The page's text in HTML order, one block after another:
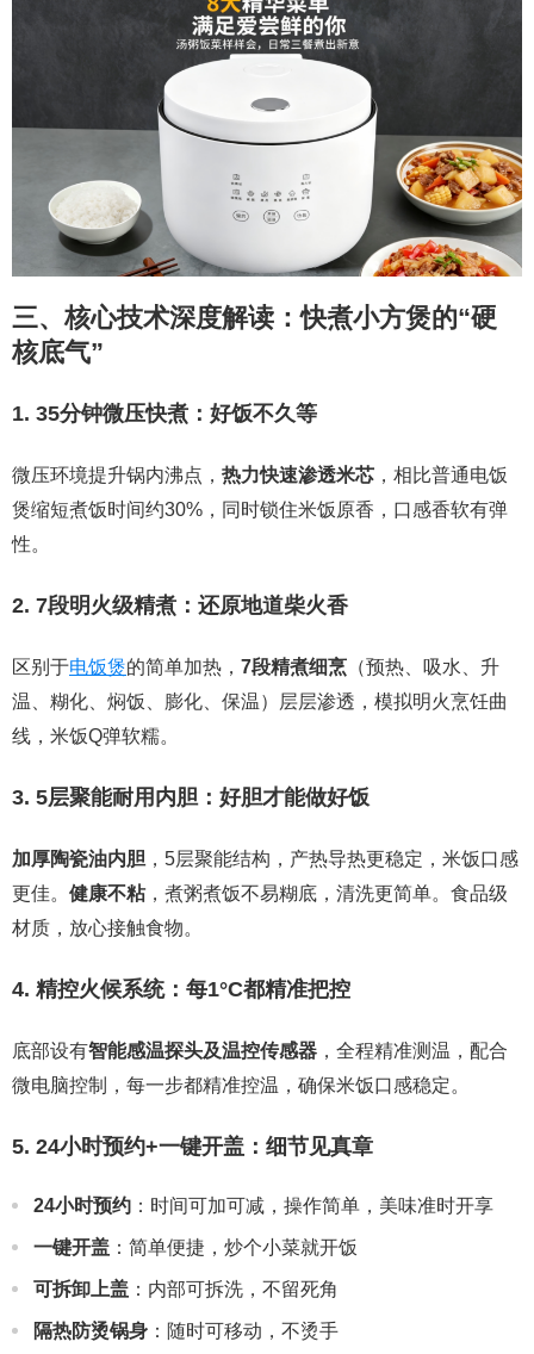
三、核心技术深度解读：快煮小方煲的“硬
核底气”
1. 35分钟微压快煮：好饭不久等
微压环境提升锅内沸点， 热力快速渗透米芯 ，相比普通电饭
煲缩短煮饭时间约30%，同时锁住米饭原香，口感香软有弹
性。
2. 7段明火级精煮：还原地道柴火香
区别于电饭煲的简单加热， 7段精煮细烹 （预热、吸水、升
温、糊化、焖饭、膨化、保温）层层渗透，模拟明火烹饪曲
线，米饭Q弹软糯。
3. 5层聚能耐用内胆：好胆才能做好饭
加厚陶瓷油内胆 ，5层聚能结构，产热导热更稳定，米饭口感
更佳。 健康不粘，煮粥煮饭不易糊底，清洗更简单。食品级
材质，放心接触食物。
4. 精控火候系统：每1°C都精准把控
底部设有智能感温探头及温控传感器 ，全程精准测温，配合
微电脑控制，每一步都精准控温，确保米饭口感稳定。
5. 24小时预约+一键开盖：细节见真章
24小时预约 ：时间可加可减，操作简单，美味准时开享
一键开盖 ：简单便捷，炒个小菜就开饭
可拆卸上盖 ：内部可拆洗，不留死角
隔热防烫锅身 ：随时可移动，不烫手